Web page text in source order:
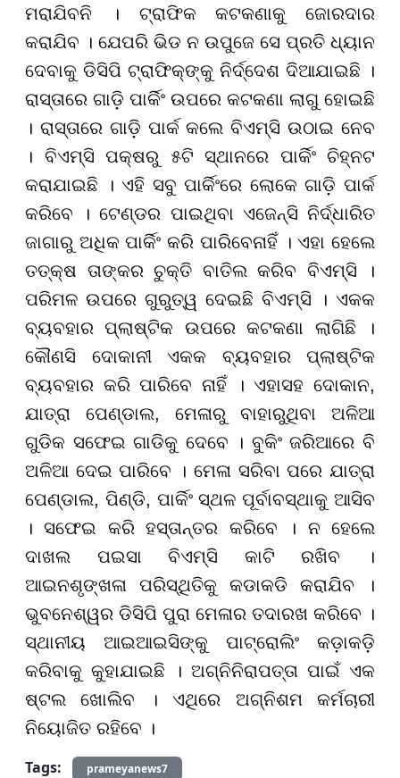
ମରାଯିବନି । ଟ୍ରାଫିକ କଟକଣାକୁ ଜୋରଦାର
କରାଯିବ । ଯେପରି ଭିଡ ନ ଉପୁଜେ ସେ ପ୍ରତି ଧ୍ୟାନ
ଦେବାକୁ ଡିସିପି ଟ୍ରାଫିକ୍ଙ୍କୁ ନିର୍ଦ୍ଦେଶ ଦିଆଯାଇଛି ।
ରାସ୍ତାରେ ଗାଡ଼ି ପାର୍କିଂ ଉପରେ କଟକଣା ଲାଗୁ ହୋଇଛି
। ରାସ୍ତାରେ ଗାଡ଼ି ପାର୍କ କଲେ ବିଏମ୍ସି ଉଠାଇ ନେବ
। ବିଏମ୍ସି ପକ୍ଷରୁ ୫ଟି ସ୍ଥାନରେ ପାର୍କିଂ ଚିହ୍ନଟ
କରାଯାଇଛି । ଏହି ସବୁ ପାର୍କିଂରେ ଲୋକେ ଗାଡ଼ି ପାର୍କ
କରିବେ । ଟେଣ୍ଡର ପାଇଥିବା ଏଜେନ୍ସି ନିର୍ଦ୍ଧାରିତ
ଜାଗାରୁ ଅଧିକ ପାର୍କିଂ କରି ପାରିବେନାହିଁ । ଏହା ହେଲେ
ତତ୍‌କ୍ଷ ତାଙ୍କର ଚୁକ୍ତି ବାତିଲ କରିବ ବିଏମ୍ସି ।
ପରିମଳ ଉପରେ ଗୁରୁତ୍ୱ ଦେଇଛି ବିଏମ୍ସି । ଏକକ
ବ୍ୟବହାର ପ୍ଲାଷ୍ଟିକ ଉପରେ କଟକଣା ଲାଗିଛି ।
କୌଣସି ଦୋକାନୀ ଏକକ ବ୍ୟବହାର ପ୍ଲାଷ୍ଟିକ
ବ୍ୟବହାର କରି ପାରିବେ ନାହିଁ । ଏହାସହ ଦୋକାନ,
ଯାତ୍ରା ପେଣ୍ଡାଲ, ମେଳାରୁ ବାହାରୁଥିବା ଅଳିଆ
ଗୁଡିକ ସଫେଇ ଗାଡିକୁ ଦେବେ । ବୁକିଂ ଜରିଆରେ ବି
ଅଳିଆ ଦେଇ ପାରିବେ । ମେଳା ସରିବା ପରେ ଯାତ୍ରା
ପେଣ୍ଡାଲ, ପିଣ୍ଡି, ପାର୍କିଂ ସ୍ଥଳ ପୂର୍ବାବସ୍ଥାକୁ ଆସିବ
। ସଫେଇ କରି ହସ୍ତାନ୍ତର କରିବେ । ନ ହେଲେ
ଦାଖଲ ପଇସା ବିଏମ୍ସି କାଟି ରଖିବ ।
ଆଇନଶୃଙ୍ଖଳା ପରିସ୍ଥିତିକୁ କଡାକଡି କରାଯିବ ।
ଭୁବନେଶ୍ୱର ଡିସିପି ପୁରା ମେଳାର ତଦାରଖ କରିବେ ।
ସ୍ଥାନୀୟ ଆଇଆଇସିଙ୍କୁ ପାଟ୍ରୋଲିଂ କଡ଼ାକଡ଼ି
କରିବାକୁ କୁହାଯାଇଛି । ଅଗ୍ନିନିରାପତ୍ତା ପାଇଁ ଏକ
ଷ୍ଟଲ ଖୋଲିବ । ଏଥିରେ ଅଗ୍ନିଶମ କର୍ମଚାରୀ
ନିୟୋଜିତ ରହିବେ ।
Tags:
prameyanews7